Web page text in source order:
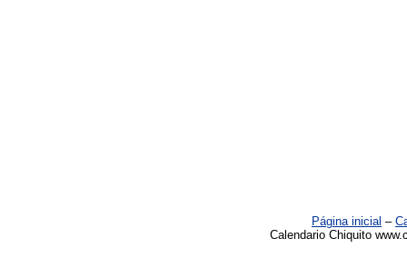
Página inicial –
Calendario Chiquito